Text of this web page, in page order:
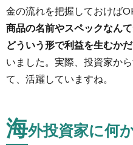
金の流れを把握しておけば
商品の名前やスペックなん
どういう形で利益を生むか
いました。実際、投資家か
て、活躍していますね。
海外投資家に何